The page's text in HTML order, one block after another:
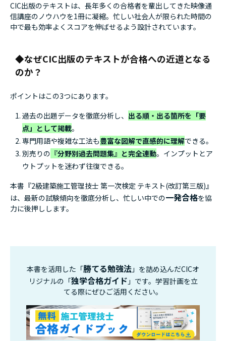
第5章 設備その他
第1節 給排水設備
第4節 防災設備
第2編 躯体施工
第1章 地盤調査
第1節 地形調査
第2節 原位置試験
第2章 仮設工事
第1節 縄張り
第2節 遣方
第3節 埋戻し
第4節 山留め
第5節 地盤の破壊現象
第4章 地業工事
第1節 既製コンクリート杭地業
第2節 場所打ちコンクリート杭地業
CIC出版のテキストは、長年多くの合格者を輩出してきた映像通
信講座のノウハウを1冊に凝縮。忙しい社会人が限られた時間の
中で最も効率よくスコアを伸ばせるよう設計されています。
なぜCIC出版のテキストが合格への近道となる
のか？
ポイントはこの3つにあります。
過去の出題データを徹底分析し、 出る順・出る箇所を「要
点」として掲載。
専門用語や複雑な工法も豊富な図解で直感的に理解できる。
別売りの 『分野別過去問題集』と完全連動。インプットとア
ウトプットを迷わず往復できる。
本書『2級建築施工管理技士 第一次検定 テキスト(改訂第三版)』
は、最新の試験傾向を徹底分析し、忙しい中での一発合格を協
力に後押しします。
本書を活用した「勝てる勉強法 」を詰め込んだCICオ
リジナルの「独学合格ガイド 」です。学習計画を立
てる際にぜひご活用ください。